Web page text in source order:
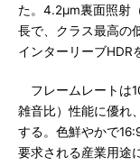
た。4.2μm裏面照射
長で、クラス最高の
インターリーブHDR
フレームレートは
雑音比）性能に優れ
する。色鮮やかで
要求される産業用途